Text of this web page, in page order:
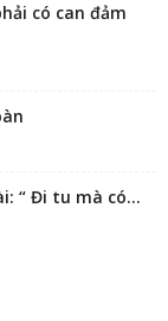
có can đảm
“ Đi tu mà có...